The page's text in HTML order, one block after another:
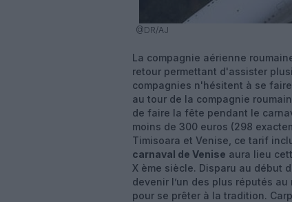
@DR/AJ
La compagnie aérienne
retour permettant d'assister
compagnies n'hésitent à se
au tour de la compagnie
de faire la fête pendant le
moins de 300 euros (298
Timisoara et Venise, ce tarif
carnaval de Venise aura lieu
X ème siècle. Disparu au début
devenir l’un des plus réputés
pour se prêter à la tradition.